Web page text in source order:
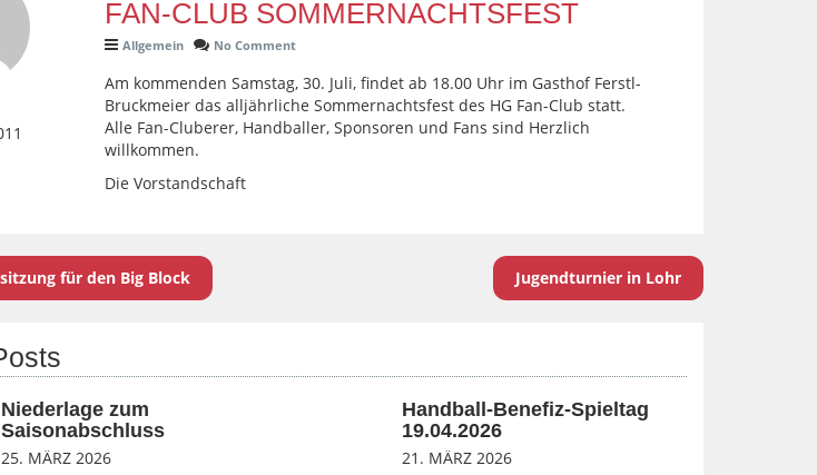
FAN-CLUB SOMMERNACHTSFEST
Allgemein No Comment
Am kommenden Samstag, 30. Juli, findet ab 18.00 Uhr im Gasthof Ferstl-
Bruckmeier das alljährliche Sommernachtsfest des HG Fan-Club statt.
Alle Fan-Cluberer, Handballer, Sponsoren und Fans sind Herzlich
willkommen.
Die Vorstandschaft
für den Big Block Jugendturnier in Lohr
Niederlage zum
Saisonabschluss
25. MÄRZ 2026
Handball-Benefiz-Spieltag
19.04.2026
21. MÄRZ 2026